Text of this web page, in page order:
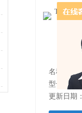
型号：
更新日期